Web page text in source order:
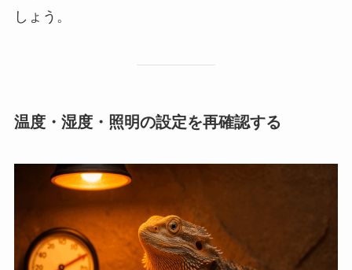
しょう。
温度・湿度・照明の設定を再確認する